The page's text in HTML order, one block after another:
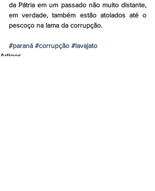
da Pátria em um passado não muito distante,
em verdade, também estão atolados até o
pescoço na lama da corrupção.
#paraná #corrupção #lavajato
Artigos